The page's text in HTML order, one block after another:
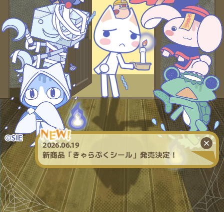
2026.06.19
新商品「きゃらぷくシール」発売決定！